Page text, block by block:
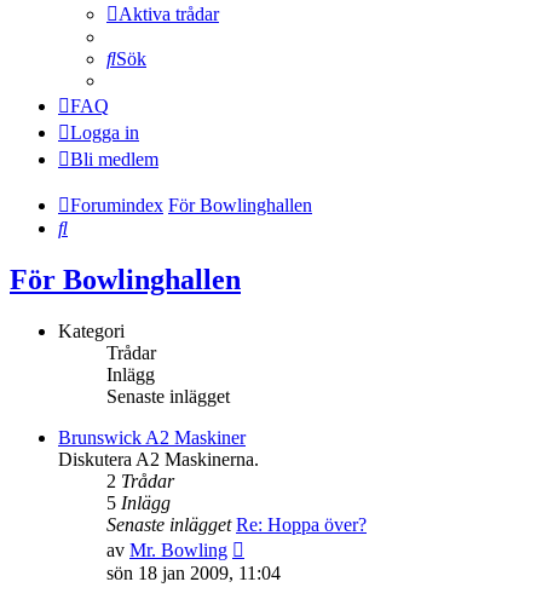
Aktiva trådar
Sök
FAQ
Logga in
Bli medlem
Forumindex För Bowlinghallen
Sök
För Bowlinghallen
Kategori
Trådar
Inlägg
Senaste inlägget
Brunswick A2 Maskiner
Diskutera A2 Maskinerna.
2 Trådar
5 Inlägg
Senaste inlägget Re: Hoppa över?
av Mr. Bowling
till
sön 18 jan 2009, 11:04